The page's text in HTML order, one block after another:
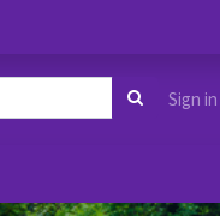
Sign in